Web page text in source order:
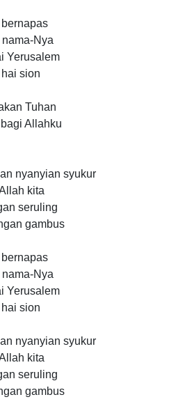
Nya
Yerusalem
sion
Tuhan
Allahku
nyanyian syukur
kita
seruling
gambus
Nya
Yerusalem
sion
nyanyian syukur
kita
seruling
gambus